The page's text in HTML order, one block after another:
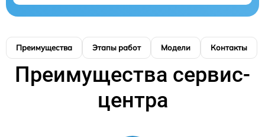
Преимущества Этапы работ Модели Контакты
Преимущества сервис-
центра